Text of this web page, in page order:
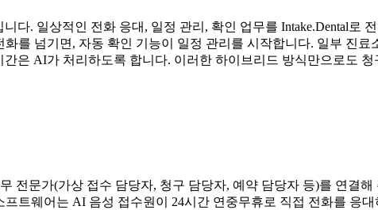
다. 일상적인 전화 응대, 일정 관리, 확인 업무를 Intake.Dental로
를 넘기면, 자동 확인 기능이 일정 관리를 시작합니다. 일부 진
은 AI가 처리하도록 합니다. 이러한 하이브리드 방식만으로도
전문가(가상 접수 담당자, 청구 담당자, 예약 담당자 등)를 연결
트웨어는 AI 음성 접수원이 24시간 연중무휴로 직접 전화를 응